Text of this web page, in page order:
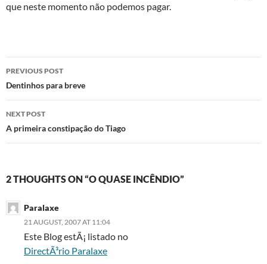
que neste momento não podemos pagar.
Post
navigation
PREVIOUS POST
Dentinhos para breve
NEXT POST
A primeira constipação do Tiago
2 THOUGHTS ON “O QUASE INCÊNDIO”
Paralaxe
21 AUGUST, 2007 AT 11:04
Este Blog estÃ¡ listado no
DirectÃ³rio Paralaxe